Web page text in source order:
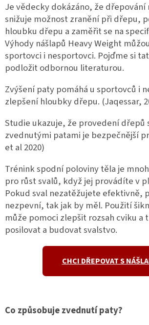
Je vědecky dokázáno, že dřepování
snižuje možnost zranění při dřepu,
hloubku dřepu a zaměřit se na
Výhody nášlapů Heavy Weight
sportovci i nesportovci. Pojďme si
podložit odbornou literaturou.
Zvýšení paty pomáhá u sportovců i
zlepšení hloubky dřepu. (Jaqessar,
Studie ukazuje, že provedení dřepů
zvednutými patami je bezpečnější
et al 2020)
Trénink spodní poloviny těla je
pro růst svalů, když jej provádíte v
Pokud sval nezatěžujete efektivně,
nezpevní, tak jak by měl. Použití
může pomoci zlepšit rozsah cviku a
posilovat a budovat svalstvo.
CHCI DŘEPOVAT S
Co způsobuje zvednutí paty?